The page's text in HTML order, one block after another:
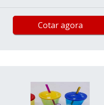
Cotar agora